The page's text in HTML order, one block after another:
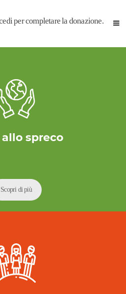
per completare la donazione.
spreco
Scopri di più